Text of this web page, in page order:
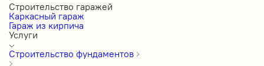
Строительство гаражей
Каркасный гараж
Гараж из кирпича
Услуги
Строительство фундаментов